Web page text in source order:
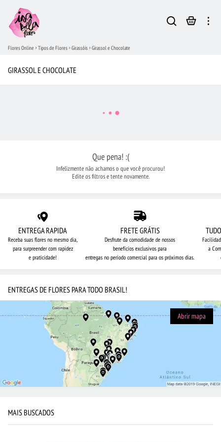
Flores Online Tipos de Flores Girassóis Girassol e Chocolate
GIRASSOL E CHOCOLATE
Que pena! :(
Infelizmente não achamos o que você procurou!
Edite os filtros e tente novamente.
ENTREGA RAPIDA
Receba suas flores no mesmo dia,
para surpreender com rapidez
e praticidade!
FRETE GRÁTIS
Desfrute da comodidade de nossos
benefícios exclusivos para
entregas no período comercial para os próximos dias.
a
ENTREGAS DE FLORES PARA TODO BRASIL!
Abrir mapa
MAIS BUSCADOS